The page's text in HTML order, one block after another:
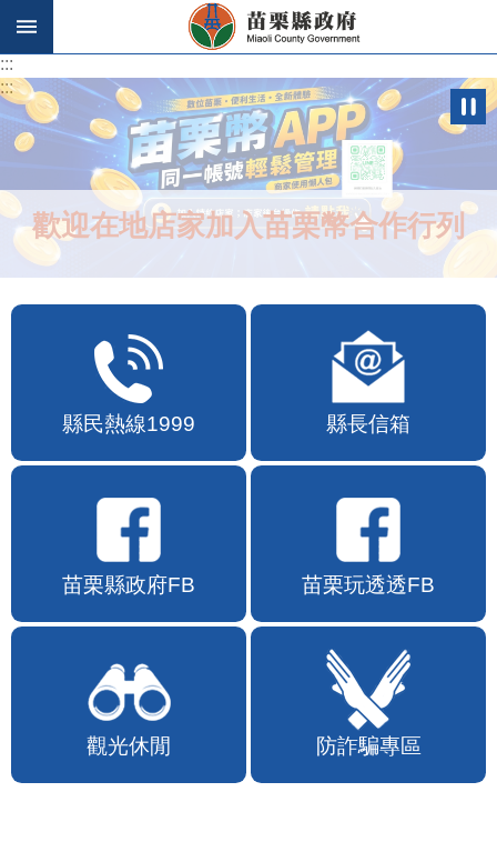
跳到主要內容區塊
:::
:::
歡迎在地店家加入苗栗幣合作行列
縣民熱線1999 縣長信箱
苗栗縣政府FB 苗栗玩透透FB
觀光休閒 防詐騙專區